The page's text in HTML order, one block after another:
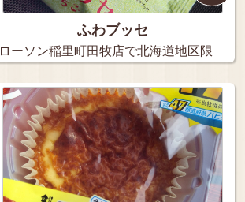
ふわブッセ
ローソン稲里町田牧店で北海道地区限